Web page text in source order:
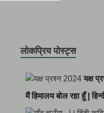
लोकप्रिय पोस्ट्स
यक्ष
मैं हिमालय बोल रहा हूँ |